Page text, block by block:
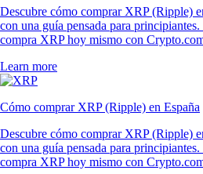
Descubre cómo comprar XRP (Ripple)
con una guía pensada para
compra XRP hoy mismo con
Learn more
Cómo comprar XRP (Ripple) en España
Descubre cómo comprar XRP (Ripple)
con una guía pensada para
compra XRP hoy mismo con